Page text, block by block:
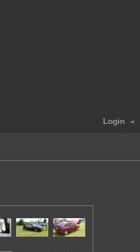
Login «